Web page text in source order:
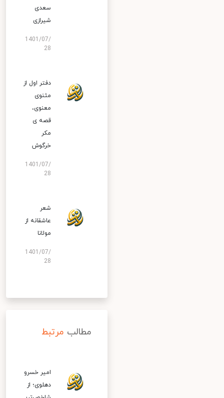
سعدی
شیرازی
1401/07/
28
دفتر اول از
مثنوی
معنوی،
قصه ی
مکر
خرگوش
1401/07/
28
شعر
عاشقانه از
مولانا
1401/07/
28
مطالب مرتبط
امیر خسرو
دهلوی؛ از